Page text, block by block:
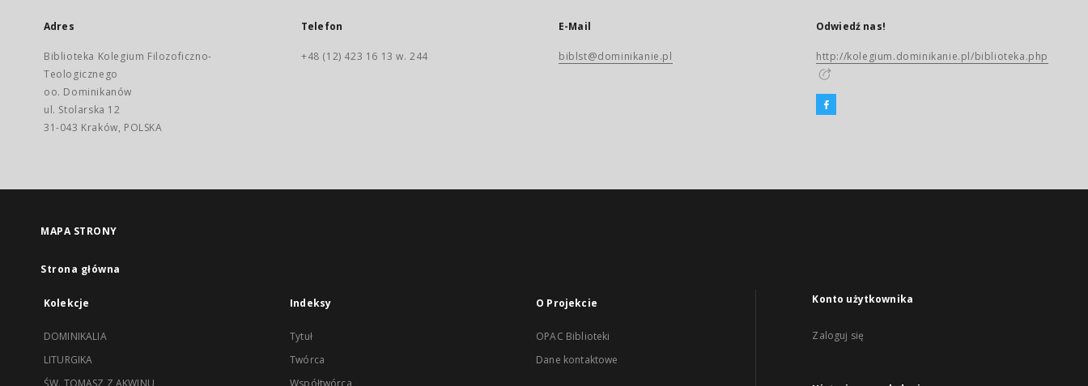
Adres
Biblioteka Kolegium Filozoficzno-
Teologicznego
oo. Dominikanów
ul. Stolarska 12
31-043 Kraków, POLSKA
Telefon
+48 (12) 423 16 13 w. 244
E-Mail
biblst@dominikanie.pl
Odwiedź nas!
http://kolegium.dominikanie.pl/biblioteka.php
MAPA STRONY
Strona główna
Kolekcje
DOMINIKALIA
LITURGIKA
ŚW. TOMASZ Z AKWINU
Indeksy
Tytuł
Twórca
Współtwórca
O Projekcie
OPAC Biblioteki
Dane kontaktowe
Konto użytkownika
Zaloguj się